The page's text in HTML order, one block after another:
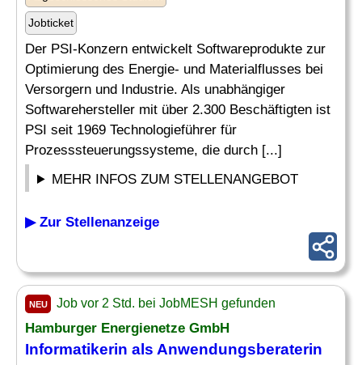
Jobticket
Der PSI-Konzern entwickelt Softwareprodukte zur
Optimierung des Energie- und Materialflusses bei
Versorgern und Industrie. Als unabhängiger
Softwarehersteller mit über 2.300 Beschäftigten ist
PSI seit 1969 Technologieführer für
Prozesssteuerungssysteme, die durch [...]
MEHR INFOS ZUM STELLENANGEBOT
▶ Zur Stellenanzeige
NEU Job vor 2 Std. bei JobMESH gefunden
Hamburger Energienetze GmbH
Informatikerin als Anwendungsberaterin